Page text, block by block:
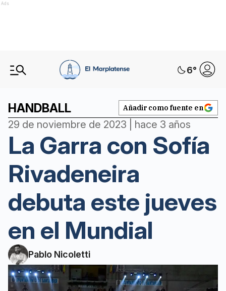
Ads
6°
HANDBALL Añadir como fuente en
29 de noviembre de 2023 | hace 3 años
La Garra con Sofía
Rivadeneira
debuta este jueves
en el Mundial
Pablo Nicoletti